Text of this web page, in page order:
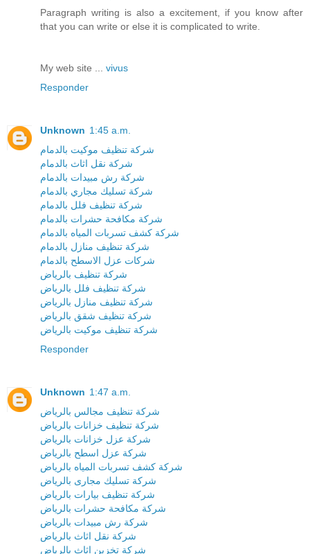
Paragraph writing is also a excitement, if you know after
that you can write or else it is complicated to write.
My web site ... vivus
Responder
Unknown 1:45 a.m.
شركة تنظيف موكيت بالدمام
شركة نقل اثاث بالدمام
شركة رش مبيدات بالدمام
شركة تسليك مجاري بالدمام
شركة تنظيف فلل بالدمام
شركة مكافحة حشرات بالدمام
شركة كشف تسربات المياه بالدمام
شركة تنظيف منازل بالدمام
شركات عزل الاسطح بالدمام
شركة تنظيف بالرياض
شركة تنظيف فلل بالرياض
شركة تنظيف منازل بالرياض
شركة تنظيف شقق بالرياض
شركة تنظيف موكيت بالرياض
Responder
Unknown 1:47 a.m.
شركة تنظيف مجالس بالرياض
شركة تنظيف خزانات بالرياض
شركة عزل خزانات بالرياض
شركة عزل اسطح بالرياض
شركة كشف تسربات المياه بالرياض
شركة تسليك مجارى بالرياض
شركة تنظيف بيارات بالرياض
شركة مكافحة حشرات بالرياض
شركة رش مبيدات بالرياض
شركة نقل اثاث بالرياض
شركة تخزين اثاث بالرياض